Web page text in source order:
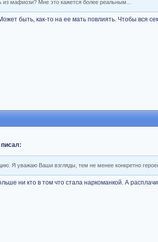
из мафиози? Мне это кажется более реальным...
быть, как-то на ее мать повлиять. Чтобы вся
Я уважаю Ваши взгляды, тем не менее конкретно
ни кто в том что стала наркоманкой. А